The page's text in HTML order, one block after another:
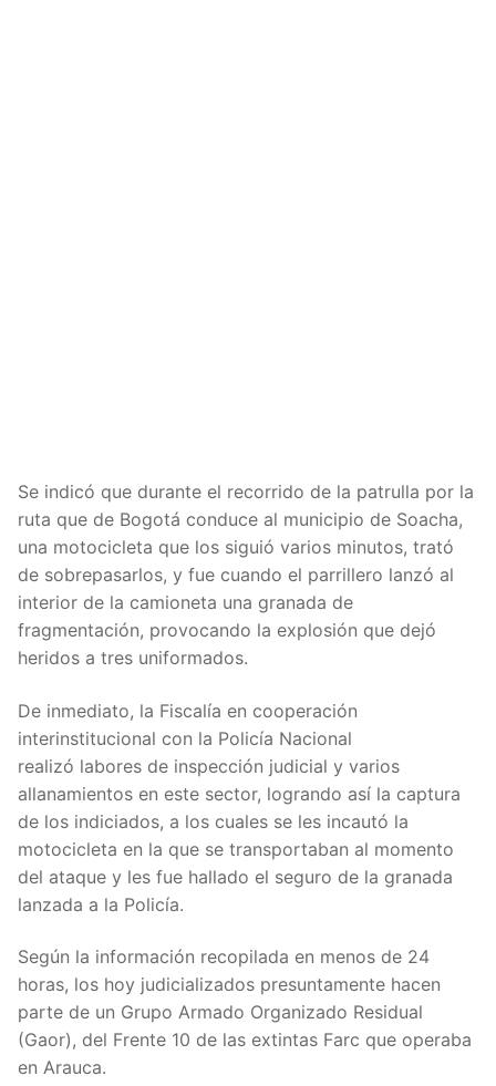
Se indicó que durante el recorrido de la patrulla por la
ruta que de Bogotá conduce al municipio de Soacha,
una motocicleta que los siguió varios minutos, trató
de sobrepasarlos, y fue cuando el parrillero lanzó al
interior de la camioneta una granada de
fragmentación, provocando la explosión que dejó
heridos a tres uniformados.
De inmediato, la Fiscalía en cooperación
interinstitucional con la Policía Nacional
realizó labores de inspección judicial y varios
allanamientos en este sector, logrando así la captura
de los indiciados, a los cuales se les incautó la
motocicleta en la que se transportaban al momento
del ataque y les fue hallado el seguro de la granada
lanzada a la Policía.
Según la información recopilada en menos de 24
horas, los hoy judicializados presuntamente hacen
parte de un Grupo Armado Organizado Residual
(Gaor), del Frente 10 de las extintas Farc que operaba
en Arauca.